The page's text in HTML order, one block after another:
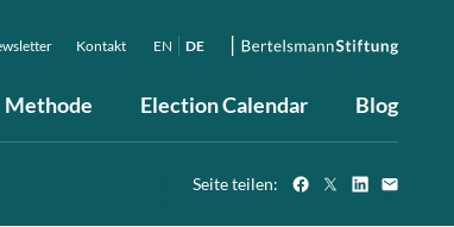
Methode Election Calendar Blog
Kontakt EN DE
Seite teilen: